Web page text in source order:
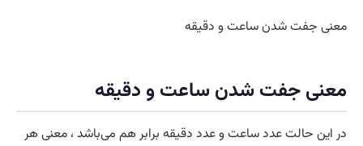
معنی جفت شدن ساعت و دقیقه
معنی جفت شدن ساعت و دقیقه
در این حالت عدد ساعت و عدد دقیقه برابر هم می‌باشد ، معنی هر